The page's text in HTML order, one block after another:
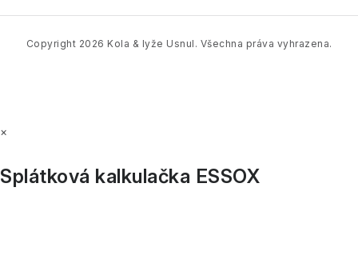
Copyright 2026 Kola & lyže Usnul . Všechna práva vyhrazena.
×
Splátková kalkulačka ESSOX